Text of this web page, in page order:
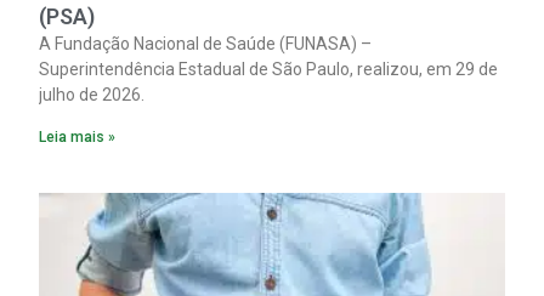
(PSA)
A Fundação Nacional de Saúde (FUNASA) –
Superintendência Estadual de São Paulo, realizou, em 29 de
julho de 2026.
Leia mais »